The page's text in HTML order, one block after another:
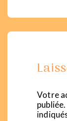
Votre
publiée.